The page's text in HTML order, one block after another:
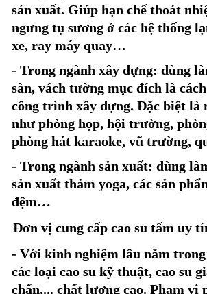
sản xuất. Giúp hạn chế thoát
ngưng tụ sương ở các hệ thống
xe, ray máy quay…
- Trong ngành xây dựng: dùng
sàn, vách tường mục đích là
công trình xây dựng. Đặc biệt là
như phòng họp, hội trường,
phòng hát karaoke, vũ trường,
- Trong ngành sản xuất: dùng
sản xuất thảm yoga, các sản
đệm…
Đơn vị cung cấp cao su tấm uy
- Với kinh nghiệm lâu năm trong
các loại cao su kỹ thuật, cao su
chấn,... chất lượng cao. Phạm vi